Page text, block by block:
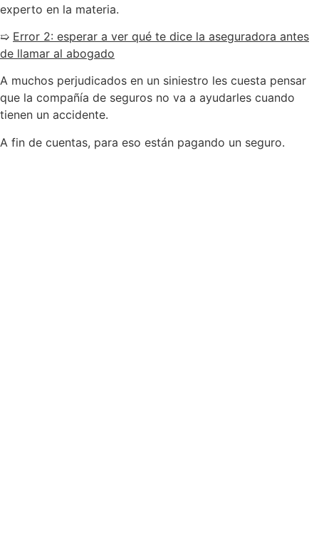
experto en la materia.
➯ Error 2: esperar a ver qué te dice la aseguradora antes
de llamar al abogado
A muchos perjudicados en un siniestro les cuesta pensar
que la compañía de seguros no va a ayudarles cuando
tienen un accidente.
A fin de cuentas, para eso están pagando un seguro.